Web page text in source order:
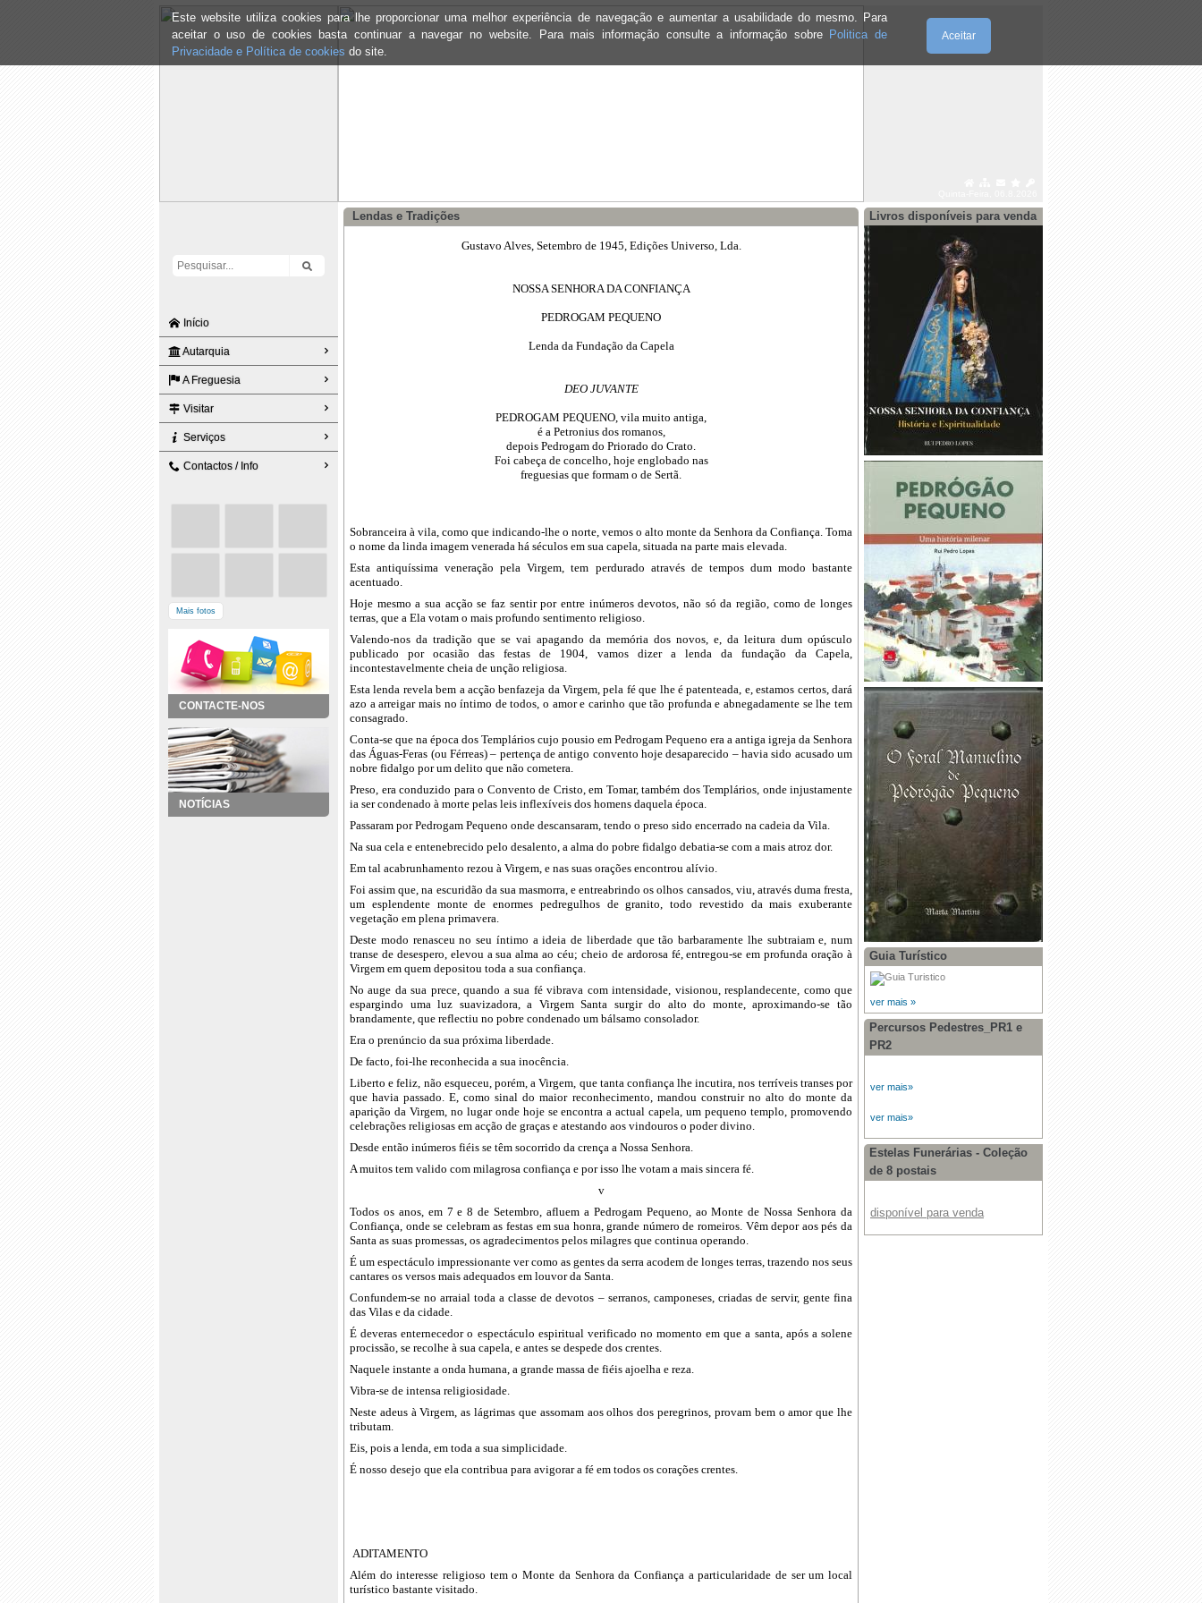
Este website utiliza cookies para lhe proporcionar uma melhor experiência de navegação e aumentar a usabilidade do mesmo. Para
aceitar o uso de cookies basta continuar a navegar no website. Para mais informação consulte a informação sobre Politica de
Privacidade e Política de cookies do site.
Aceitar
Início
Autarquia
A Freguesia
Visitar
Serviços
Contactos / Info
Mais fotos
CONTACTE-NOS
NOTÍCIAS
Lendas e Tradições
Gustavo Alves, Setembro de 1945, Edições Universo, Lda.
NOSSA SENHORA DA CONFIANÇA
PEDROGAM PEQUENO
Lenda da Fundação da Capela
DEO JUVANTE
PEDROGAM PEQUENO, vila muito antiga,
é a Petronius dos romanos,
depois Pedrogam do Priorado do Crato.
Foi cabeça de concelho, hoje englobado nas
freguesias que formam o de Sertã.
Sobranceira à vila, como que indicando-lhe o norte, vemos o alto monte da Senhora da Confiança. Toma
o nome da linda imagem venerada há séculos em sua capela, situada na parte mais elevada.
Esta antiquíssima veneração pela Virgem, tem perdurado através de tempos dum modo bastante
acentuado.
Hoje mesmo a sua acção se faz sentir por entre inúmeros devotos, não só da região, como de longes
terras, que a Ela votam o mais profundo sentimento religioso.
Valendo-nos da tradição que se vai apagando da memória dos novos, e, da leitura dum opúsculo
publicado por ocasião das festas de 1904, vamos dizer a lenda da fundação da Capela,
incontestavelmente cheia de unção religiosa.
Esta lenda revela bem a acção benfazeja da Virgem, pela fé que lhe é patenteada, e, estamos certos, dará
azo a arreigar mais no íntimo de todos, o amor e carinho que tão profunda e abnegadamente se lhe tem
consagrado.
Conta-se que na época dos Templários cujo pousio em Pedrogam Pequeno era a antiga igreja da Senhora
das Águas-Feras (ou Férreas) – pertença de antigo convento hoje desaparecido – havia sido acusado um
nobre fidalgo por um delito que não cometera.
Preso, era conduzido para o Convento de Cristo, em Tomar, também dos Templários, onde injustamente
ia ser condenado à morte pelas leis inflexíveis dos homens daquela época.
Passaram por Pedrogam Pequeno onde descansaram, tendo o preso sido encerrado na cadeia da Vila.
Na sua cela e entenebrecido pelo desalento, a alma do pobre fidalgo debatia-se com a mais atroz dor.
Em tal acabrunhamento rezou à Virgem, e nas suas orações encontrou alívio.
Foi assim que, na escuridão da sua masmorra, e entreabrindo os olhos cansados, viu, através duma fresta,
um esplendente monte de enormes pedregulhos de granito, todo revestido da mais exuberante
vegetação em plena primavera.
Deste modo renasceu no seu íntimo a ideia de liberdade que tão barbaramente lhe subtraiam e, num
transe de desespero, elevou a sua alma ao céu; cheio de ardorosa fé, entregou-se em profunda oração à
Virgem em quem depositou toda a sua confiança.
No auge da sua prece, quando a sua fé vibrava com intensidade, visionou, resplandecente, como que
espargindo uma luz suavizadora, a Virgem Santa surgir do alto do monte, aproximando-se tão
brandamente, que reflectiu no pobre condenado um bálsamo consolador.
Era o prenúncio da sua próxima liberdade.
De facto, foi-lhe reconhecida a sua inocência.
Liberto e feliz, não esqueceu, porém, a Virgem, que tanta confiança lhe incutira, nos terríveis transes por
que havia passado. E, como sinal do maior reconhecimento, mandou construir no alto do monte da
aparição da Virgem, no lugar onde hoje se encontra a actual capela, um pequeno templo, promovendo
celebrações religiosas em acção de graças e atestando aos vindouros o poder divino.
Desde então inúmeros fiéis se têm socorrido da crença a Nossa Senhora.
A muitos tem valido com milagrosa confiança e por isso lhe votam a mais sincera fé.
v
Todos os anos, em 7 e 8 de Setembro, afluem a Pedrogam Pequeno, ao Monte de Nossa Senhora da
Confiança, onde se celebram as festas em sua honra, grande número de romeiros. Vêm depor aos pés da
Santa as suas promessas, os agradecimentos pelos milagres que continua operando.
É um espectáculo impressionante ver como as gentes da serra acodem de longes terras, trazendo nos seus
cantares os versos mais adequados em louvor da Santa.
Confundem-se no arraial toda a classe de devotos – serranos, camponeses, criadas de servir, gente fina
das Vilas e da cidade.
É deveras enternecedor o espectáculo espiritual verificado no momento em que a santa, após a solene
procissão, se recolhe à sua capela, e antes se despede dos crentes.
Naquele instante a onda humana, a grande massa de fiéis ajoelha e reza.
Vibra-se de intensa religiosidade.
Neste adeus à Virgem, as lágrimas que assomam aos olhos dos peregrinos, provam bem o amor que lhe
tributam.
Eis, pois a lenda, em toda a sua simplicidade.
É nosso desejo que ela contribua para avigorar a fé em todos os corações crentes.
ADITAMENTO
Além do interesse religioso tem o Monte da Senhora da Confiança a particularidade de ser um local
turístico bastante visitado.
Livros disponíveis para venda
Guia Turístico
ver mais »
Percursos Pedestres_PR1 e
PR2
ver mais»
ver mais»
Estelas Funerárias - Coleção
de 8 postais
disponível para venda